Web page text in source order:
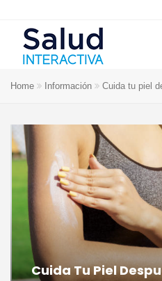
Home Información Cuida tu piel
Cuida Tu Piel